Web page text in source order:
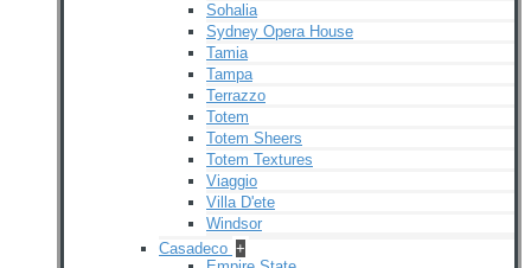
Sohalia
Sydney Opera House
Tamia
Tampa
Terrazzo
Totem
Totem Sheers
Totem Textures
Viaggio
Villa D'ete
Windsor
Casadeco +